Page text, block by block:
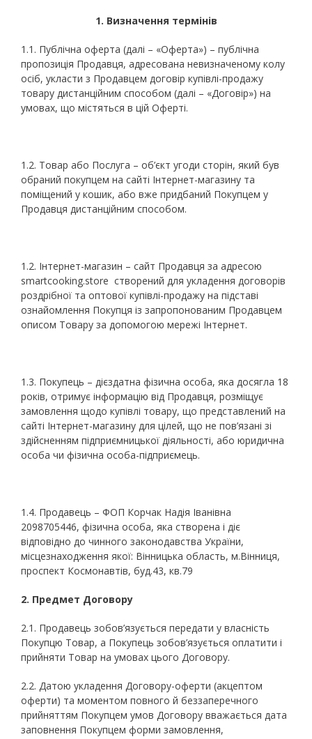
1. Визначення термінів
1.1. Публічна оферта (далі – «Оферта») – публічна
пропозиція Продавця, адресована невизначеному колу
осіб, укласти з Продавцем договір купівлі-продажу
товару дистанційним способом (далі – «Договір») на
умовах, що містяться в цій Оферті.
1.2. Товар або Послуга – об’єкт угоди сторін, який був
обраний покупцем на сайті Інтернет-магазину та
поміщений у кошик, або вже придбаний Покупцем у
Продавця дистанційним способом.
1.2. Інтернет-магазин – сайт Продавця за адресою
smartcooking.store створений для укладення договорів
роздрібної та оптової купівлі-продажу на підставі
ознайомлення Покупця із запропонованим Продавцем
описом Товару за допомогою мережі Інтернет.
1.3. Покупець – дієздатна фізична особа, яка досягла 18
років, отримує інформацію від Продавця, розміщує
замовлення щодо купівлі товару, що представлений на
сайті Інтернет-магазину для цілей, що не пов’язані зі
здійсненням підприємницької діяльності, або юридична
особа чи фізична особа-підприємець.
1.4. Продавець – ФОП Корчак Надія Іванівна
2098705446, фізична особа, яка створена і діє
відповідно до чинного законодавства України,
місцезнаходження якої: Вінницька область, м.Вінниця,
проспект Космонавтів, буд.43, кв.79
2. Предмет Договору
2.1. Продавець зобов’язується передати у власність
Покупцю Товар, а Покупець зобов’язується оплатити і
прийняти Товар на умовах цього Договору.
2.2. Датою укладення Договору-оферти (акцептом
оферти) та моментом повного й беззаперечного
прийняттям Покупцем умов Договору вважається дата
заповнення Покупцем форми замовлення,